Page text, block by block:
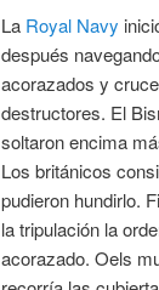
La Royal Navy
después
acorazados y
destructores. El
soltaron encima
Los británicos
pudieron hundirlo.
la tripulación la
acorazado. Oels